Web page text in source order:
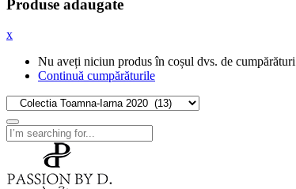
Produse adaugate
x
Nu aveți niciun produs în coșul dvs. de cumpărături
Continuă cumpărăturile